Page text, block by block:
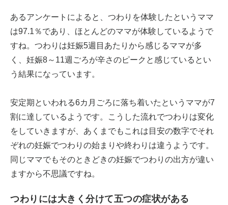
あるアンケートによると、つわりを体験したというママ
は97.1％であり、ほとんどのママが体験しているようで
すね。つわりは妊娠5週目あたりから感じるママが多
く、妊娠8～11週ごろが辛さのピークと感じているとい
う結果になっています。
安定期といわれる6カ月ごろに落ち着いたというママが7
割に達しているようです。こうした流れでつわりは変化
をしていきますが、あくまでもこれは目安の数字でそれ
ぞれの妊娠でつわりの始まりや終わりは違うようです。
同じママでもそのときどきの妊娠でつわりの出方が違い
ますから不思議ですね。
つわりには大きく分けて五つの症状がある